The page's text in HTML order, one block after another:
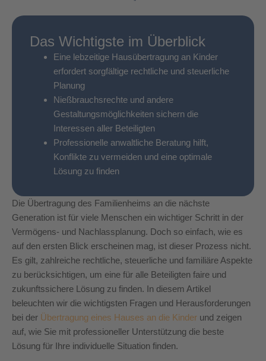
Das Wichtigste im Überblick
Eine lebzeitige Hausübertragung an Kinder
erfordert sorgfältige rechtliche und steuerliche
Planung
Nießbrauchsrechte und andere
Gestaltungsmöglichkeiten sichern die
Interessen aller Beteiligten
Professionelle anwaltliche Beratung hilft,
Konflikte zu vermeiden und eine optimale
Lösung zu finden
Die Übertragung des Familienheims an die nächste
Generation ist für viele Menschen ein wichtiger Schritt in der
Vermögens- und Nachlassplanung. Doch so einfach, wie es
auf den ersten Blick erscheinen mag, ist dieser Prozess nicht.
Es gilt, zahlreiche rechtliche, steuerliche und familiäre Aspekte
zu berücksichtigen, um eine für alle Beteiligten faire und
zukunftssichere Lösung zu finden. In diesem Artikel
beleuchten wir die wichtigsten Fragen und Herausforderungen
bei der Übertragung eines Hauses an die Kinder und zeigen
auf, wie Sie mit professioneller Unterstützung die beste
Lösung für Ihre individuelle Situation finden.